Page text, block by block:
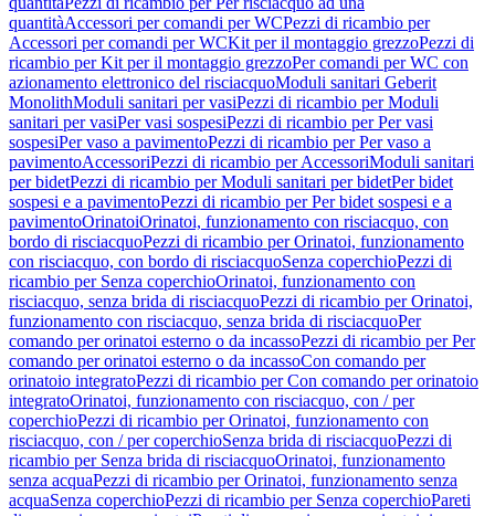
quantitàAccessori per comandi per WCPezzi di ricambio per
Accessori per comandi per WCKit per il montaggio grezzoPezzi di
ricambio per Kit per il montaggio grezzoPer comandi per WC con
azionamento elettronico del risciacquoModuli sanitari Geberit
MonolithModuli sanitari per vasiPezzi di ricambio per Moduli
sanitari per vasiPer vasi sospesiPezzi di ricambio per Per vasi
sospesiPer vaso a pavimentoPezzi di ricambio per Per vaso a
pavimentoAccessoriPezzi di ricambio per AccessoriModuli sanitari
per bidetPezzi di ricambio per Moduli sanitari per bidetPer bidet
sospesi e a pavimentoPezzi di ricambio per Per bidet sospesi e a
pavimentoOrinatoiOrinatoi, funzionamento con risciacquo, con
bordo di risciacquoPezzi di ricambio per Orinatoi, funzionamento
con risciacquo, con bordo di risciacquoSenza coperchioPezzi di
ricambio per Senza coperchioOrinatoi, funzionamento con
risciacquo, senza brida di risciacquoPezzi di ricambio per Orinatoi,
funzionamento con risciacquo, senza brida di risciacquoPer
comando per orinatoi esterno o da incassoPezzi di ricambio per Per
comando per orinatoi esterno o da incassoCon comando per
orinatoio integratoPezzi di ricambio per Con comando per orinatoio
integratoOrinatoi, funzionamento con risciacquo, con / per
coperchioPezzi di ricambio per Orinatoi, funzionamento con
risciacquo, con / per coperchioSenza brida di risciacquoPezzi di
ricambio per Senza brida di risciacquoOrinatoi, funzionamento
senza acquaPezzi di ricambio per Orinatoi, funzionamento senza
acquaSenza coperchioPezzi di ricambio per Senza coperchioPareti